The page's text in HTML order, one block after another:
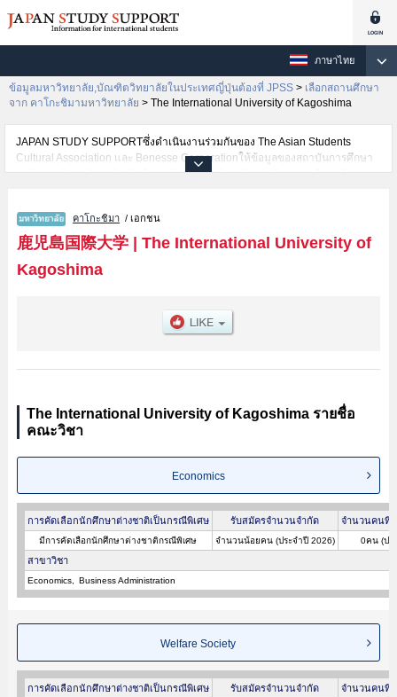
ภาษาไทย
ข้อมูลมหาวิทยาลัย,บัณฑิตวิทยาลัยในประเทศญี่ปุ่นต้องที่ JPSS > เลือกสถานศึกษา
จาก คาโกะชิมามหาวิทยาลัย > The International University of Kagoshima
JAPAN STUDY SUPPORTซึ่งดำเนินงานร่วมกันของ The Asian Students
Cultural Association และ Benesse Corporationให้ข้อมูลของสถาบันการศึกษา
ระดับมหาวิทยาลัย・บัณฑิตวิทยาลัย・วิทยาลัยระดับอนุปริญญา・วิทยาลัย
จำเป็นสำหรับนักศึกษาต่างชาติเช่นข้อมูลของแต่ละคณะ,ข้อมูลการสอบคัดเลือก
เข้าศึกษาเช่นจำนวนคนที่รับสมัครหรือจำนวนคนที่ผ่านการสอบคัดเลือก
เป็นต้น,แนะนำสถานที่,การเดินทางเป็นต้นไว้ด้วยดังนั้นขอเชิญใช้บริการค้นหา
ข้อมูลตามอัธยาศัย
คาโกะชิมา / เอกชน
鹿児島国際大学| The International University of
Kagoshima
The International University of Kagoshima รายชื่อ
คณะวิชา
Economics
การคัดเลือกนักศึกษาต่างชาติเป็นกรณีพิเศษ รับสมัครจำนวนจำกัด จำนวนคนที่
มีการคัดเลือกนักศึกษาต่างชาติกรณีพิเศษ จำนวนน้อยคน (ประจำปี 2026) 0คน (ปร
สาขาวิชา
Economics Business Administration
Welfare Society
การคัดเลือกนักศึกษาต่างชาติเป็นกรณีพิเศษ รับสมัครจำนวนจำกัด จำนวนคนที่